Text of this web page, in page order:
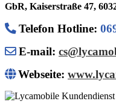
GbR, Kaiserstraße 47,
Telefon Hotline:
E-mail:
Webseite: